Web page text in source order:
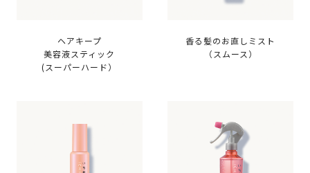
ヘアキープ
美容液スティック
(スーパーハード）
香る髪のお直しミスト
（スムース）